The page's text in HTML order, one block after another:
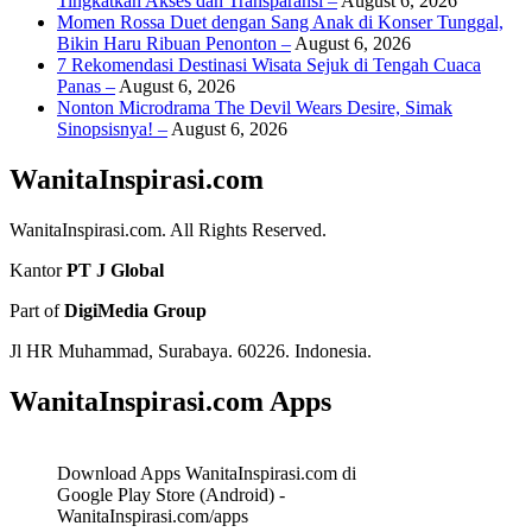
Momen Rossa Duet dengan Sang Anak di Konser Tunggal,
Bikin Haru Ribuan Penonton – August 6, 2026
7 Rekomendasi Destinasi Wisata Sejuk di Tengah Cuaca
Panas – August 6, 2026
Nonton Microdrama The Devil Wears Desire, Simak
Sinopsisnya! – August 6, 2026
WanitaInspirasi.com
WanitaInspirasi.com. All Rights Reserved.
KantorPT J Global
Part ofDigiMedia Group
Jl HR Muhammad, Surabaya. 60226. Indonesia.
WanitaInspirasi.com Apps
Download Apps WanitaInspirasi.com di
Google Play Store (Android) -
WanitaInspirasi.com/apps